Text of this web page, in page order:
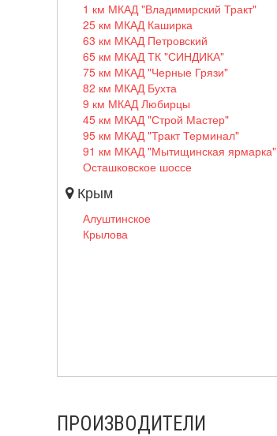
1 км МКАД "Владимирский Тракт"
25 км МКАД Каширка
63 км МКАД Петровский
65 км МКАД ТК "СИНДИКА"
75 км МКАД "Черные Грязи"
82 км МКАД Бухта
9 км МКАД Любирцы
45 км МКАД "Строй Мастер"
95 км МКАД "Тракт Терминал"
91 км МКАД "Мытищинская ярмарка"
Осташковское шоссе
Крым
Алуштинское
Крылова
ПРОИЗВОДИТЕЛИ